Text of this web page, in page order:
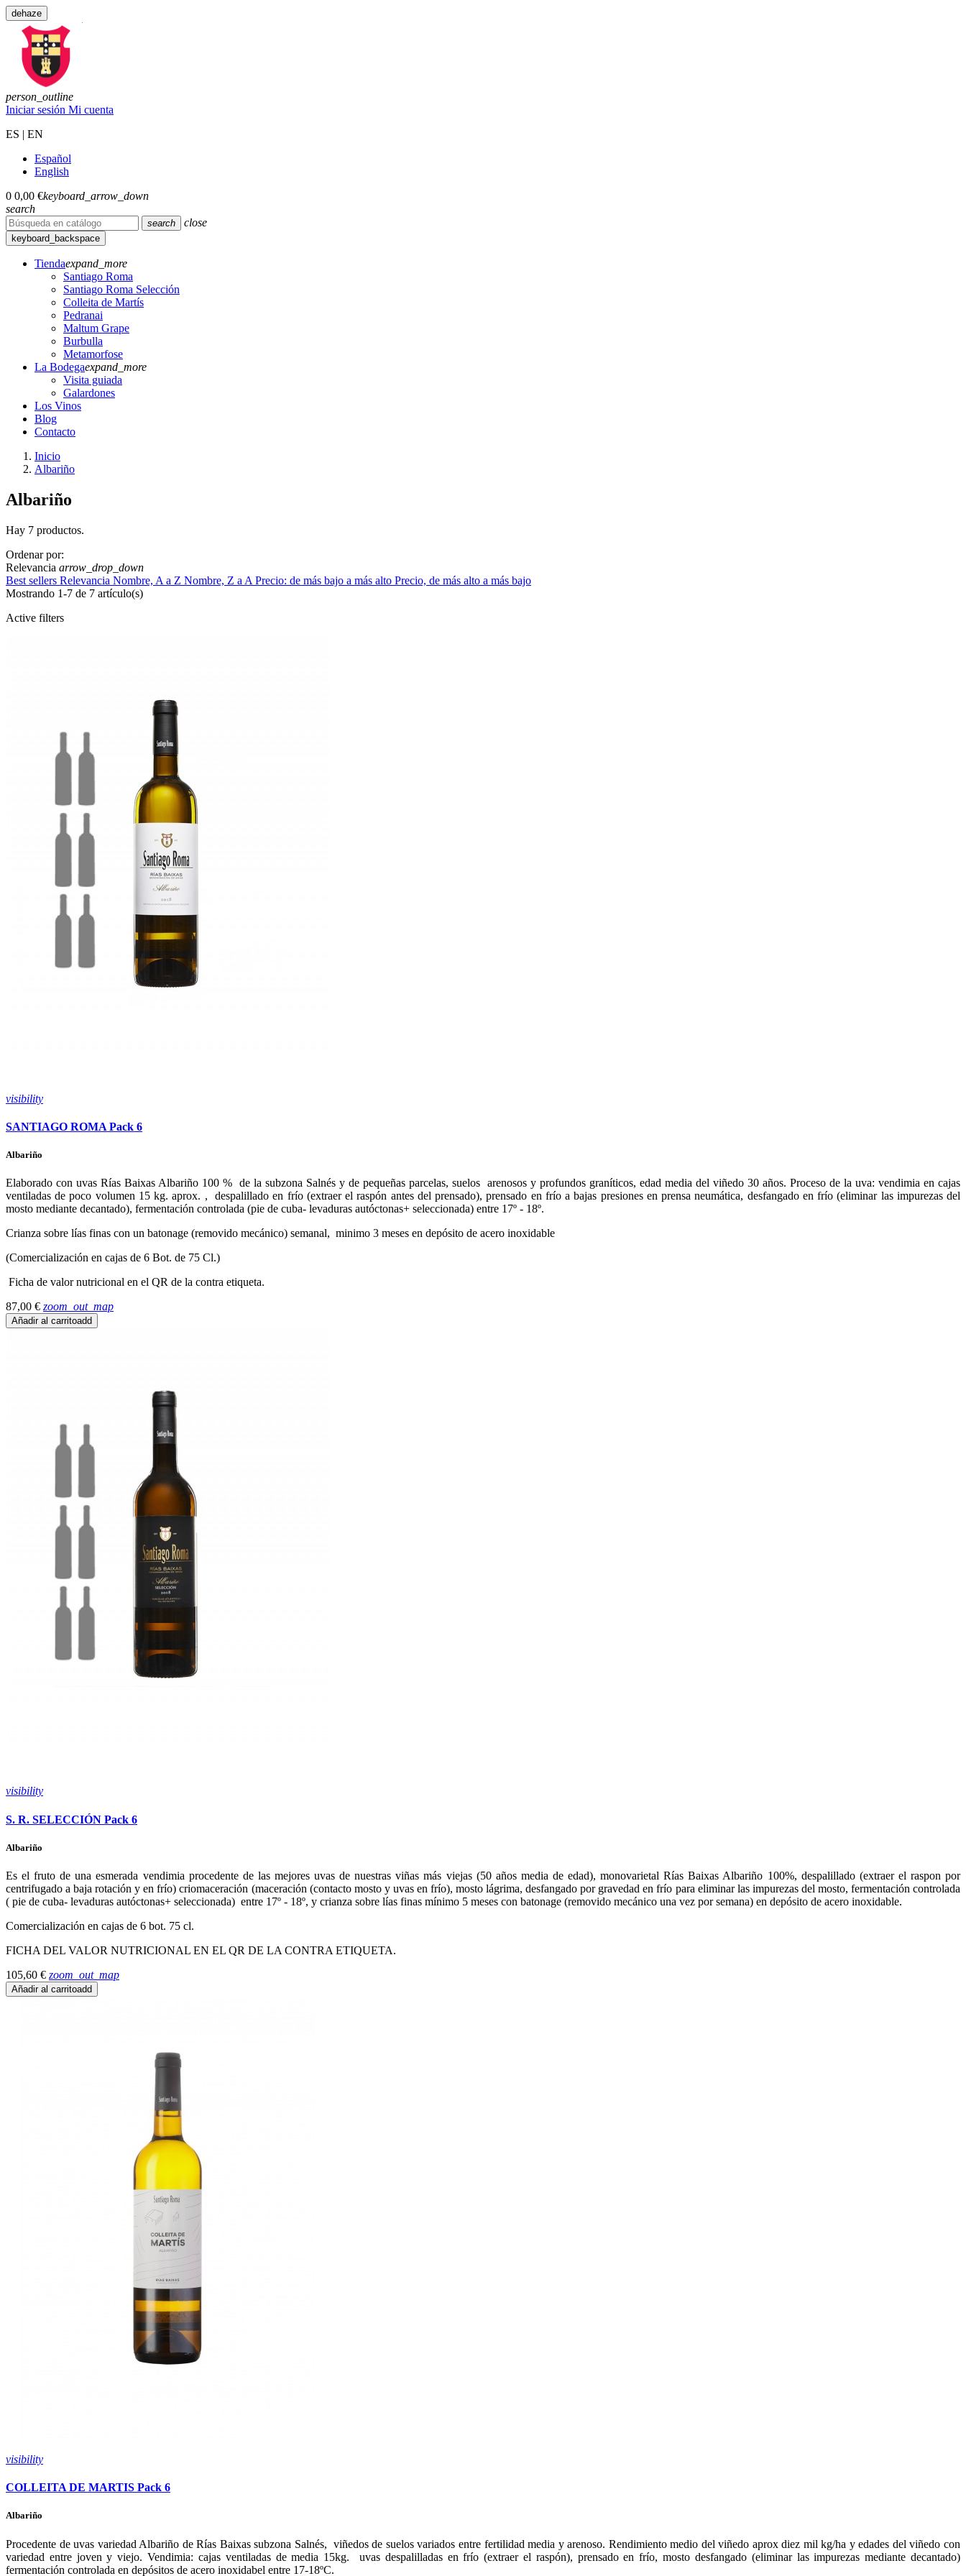
dehaze
person_outline
Iniciar sesión Mi cuenta
ES | EN
Español
English
0 0,00 €keyboard_arrow_down
search
search close
keyboard_backspace
Tiendaexpand_more
Santiago Roma
Santiago Roma Selección
Colleita de Martís
Pedranai
Maltum Grape
Burbulla
Metamorfose
La Bodegaexpand_more
Visita guiada
Galardones
Los Vinos
Blog
Contacto
Inicio
Albariño
Albariño
Hay 7 productos.
Ordenar por:
Relevancia arrow_drop_down
Best sellers Relevancia Nombre, A a Z Nombre, Z a A Precio: de más bajo a más alto Precio, de más alto a más bajo
Mostrando 1-7 de 7 artículo(s)
Active filters
visibility
SANTIAGO ROMA Pack 6
Albariño
Elaborado con uvas Rías Baixas Albariño 100 % de la subzona Salnés y de pequeñas parcelas, suelos arenosos y profundos graníticos, edad media del viñedo 30 años. Proceso de la uva: vendimia en cajas
ventiladas de poco volumen 15 kg. aprox. , despalillado en frío (extraer el raspón antes del prensado), prensado en frío a bajas presiones en prensa neumática, desfangado en frío (eliminar las impurezas del
mosto mediante decantado), fermentación controlada (pie de cuba- levaduras autóctonas+ seleccionada) entre 17º - 18º.
Crianza sobre lías finas con un batonage (removido mecánico) semanal, minimo 3 meses en depósito de acero inoxidable
(Comercialización en cajas de 6 Bot. de 75 Cl.)
Ficha de valor nutricional en el QR de la contra etiqueta.
87,00 € zoom_out_map
Añadir al carritoadd
visibility
S. R. SELECCIÓN Pack 6
Albariño
Es el fruto de una esmerada vendimia procedente de las mejores uvas de nuestras viñas más viejas (50 años media de edad), monovarietal Rías Baixas Albariño 100%, despalillado (extraer el raspon por
centrifugado a baja rotación y en frío) criomaceración (maceración (contacto mosto y uvas en frío), mosto lágrima, desfangado por gravedad en frío para eliminar las impurezas del mosto, fermentación controlada
( pie de cuba- levaduras autóctonas+ seleccionada) entre 17º - 18º, y crianza sobre lías finas mínimo 5 meses con batonage (removido mecánico una vez por semana) en depósito de acero inoxidable.
Comercialización en cajas de 6 bot. 75 cl.
FICHA DEL VALOR NUTRICIONAL EN EL QR DE LA CONTRA ETIQUETA.
105,60 € zoom_out_map
Añadir al carritoadd
visibility
COLLEITA DE MARTIS Pack 6
Albariño
Procedente de uvas variedad Albariño de Rías Baixas subzona Salnés, viñedos de suelos variados entre fertilidad media y arenoso. Rendimiento medio del viñedo aprox diez mil kg/ha y edades del viñedo con
variedad entre joven y viejo. Vendimia: cajas ventiladas de media 15kg.
uvas despalilladas en frío (extraer el raspón), prensado en frío, mosto desfangado (eliminar las impurezas mediante decantado)
fermentación controlada en depósitos de acero inoxidabel entre 17-18ºC.